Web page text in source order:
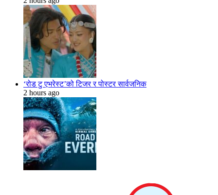
‘रोड टु एभरेस्ट’को टिजर र पोस्टर सार्वजनिक
2 hours ago